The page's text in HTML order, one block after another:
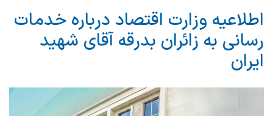
اطلاعیه وزارت اقتصاد درباره خدمات
رسانی به زائران بدرقه آقای شهید
ایران